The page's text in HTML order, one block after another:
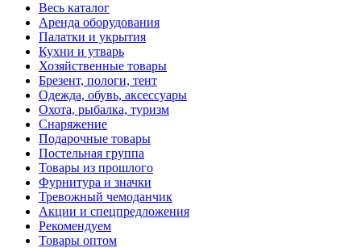
Весь каталог
Аренда оборудования
Палатки и укрытия
Кухни и утварь
Хозяйственные товары
Брезент, пологи, тент
Одежда, обувь, аксессуары
Охота, рыбалка, туризм
Снаряжение
Подарочные товары
Постельная группа
Товары из прошлого
Фурнитура и значки
Тревожный чемоданчик
Акции и спецпредложения
Рекомендуем
Товары оптом